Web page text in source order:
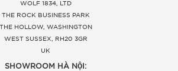
WOLF 1834, LTD
THE ROCK BUSINESS PARK
THE HOLLOW, WASHINGTON
WEST SUSSEX, RH20 3GR
UK
SHOWROOM HÀ NỘI: